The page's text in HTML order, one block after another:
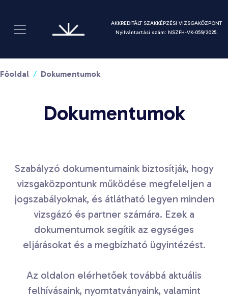
AKKREDITÁLT SZAKKÉPZÉSI VIZSGAKÖZPONT
Nyilvántartási szám: NSZFH-VK-059/2025.
Főoldal Dokumentumok
Dokumentumok
Szabályzó dokumentumaink biztosítják, hogy
vizsgaközpontunk működése megfeleljen a
jogszabályoknak, és átlátható legyen minden
vizsgázó és partner számára. Ezek a
dokumentumok segítik az egységes
eljárásokat és a megbízható ügyintézést.
Az oldalon elérhetőek továbbá aktuális
felhívásaink, nyomtatványaink, valamint